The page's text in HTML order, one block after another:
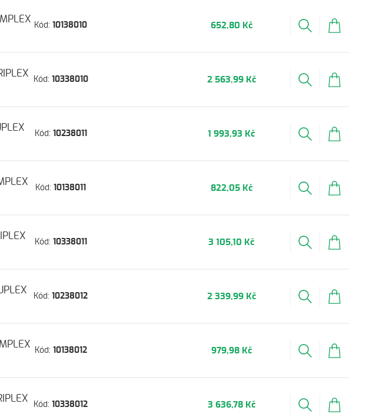
Kód:10138010 652,80 Kč
Kód: 10338010 2 563,99 Kč
Kód: 10238011 1 993,93 Kč
Kód:10138011 822,05 Kč
Kód: 10338011 3 105,10 Kč
Kód:10238012 2 339,99 Kč
Kód: 10138012 979,98 Kč
Kód:10338012 3 636,78 Kč